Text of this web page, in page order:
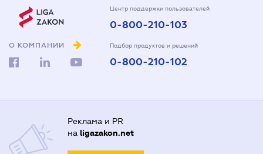
О КОМПАНИИ
Центр поддержки пользователей
0-800-210-103
Подбор продуктов и решений
0-800-210-102
Реклама и PR
на ligazakon.net